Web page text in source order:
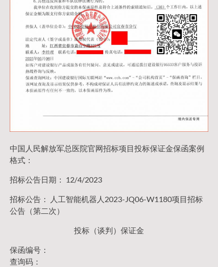
中国人民解放军总医院官网招标项目投标保证金保函案例
格式：
招标公告日期： 12/4/2023
招标公告： 人工智能机器人2023-JQ06-W1180项目招标
公告（第二次）
投标（谈判）保证金
保函编号：
查询码：